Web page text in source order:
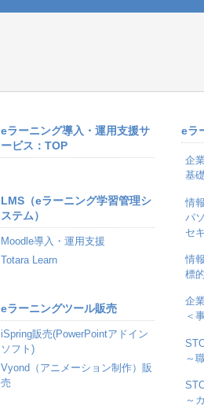
eラーニング導入・運用支援サ
ービス：TOP
LMS（eラーニング学習管理シ
ステム）
Moodle導入・運用支援
Totara Learn
eラーニングツール販売
iSpring販売(PowerPointアドイン
ソフト)
Vyond（アニメーション制作）販
売
eラ
企
基礎
情
パ
セ
情
標
企
＜
～
～